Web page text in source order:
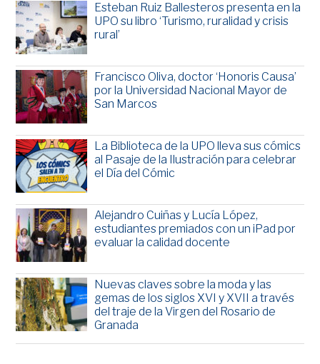
Esteban Ruiz Ballesteros presenta en la
UPO su libro ‘Turismo, ruralidad y crisis
rural’
Francisco Oliva, doctor ‘Honoris Causa’
por la Universidad Nacional Mayor de
San Marcos
La Biblioteca de la UPO lleva sus cómics
al Pasaje de la Ilustración para celebrar
el Día del Cómic
Alejandro Cuiñas y Lucía López,
estudiantes premiados con un iPad por
evaluar la calidad docente
Nuevas claves sobre la moda y las
gemas de los siglos XVI y XVII a través
del traje de la Virgen del Rosario de
Granada